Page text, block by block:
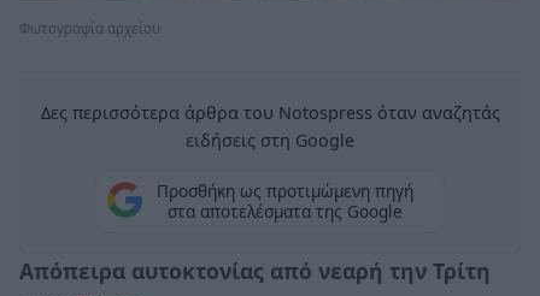
Φωτογραφία αρχείου
Δες περισσότερα άρθρα του Notospress όταν αναζητάς
ειδήσεις στη Google
Προσθήκη ως προτιμώμενη πηγή
στα αποτελέσματα της Google
Απόπειρα αυτοκτονίας από νεαρή την Τρίτη